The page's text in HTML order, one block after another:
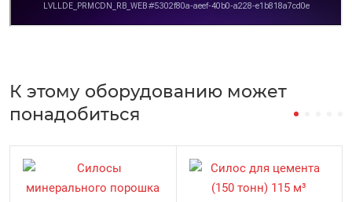
К этому оборудованию может
понадобиться